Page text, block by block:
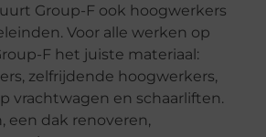
Group-F ook hoogwerkers
Voor alle werken op
F het juiste materiaal:
zelfrijdende hoogwerkers,
vrachtwagen en schaarliften.
een dak renoveren,